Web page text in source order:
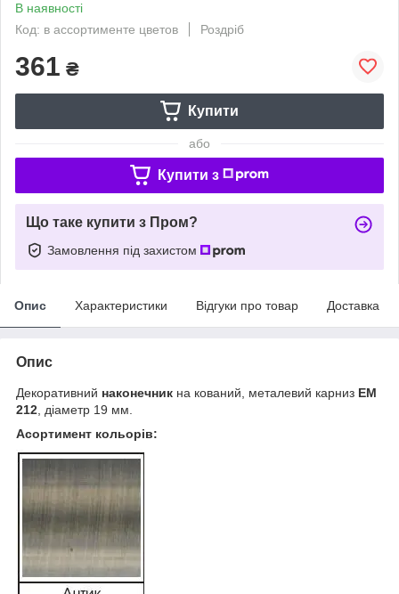
В наявності
Код: в ассортименте цветов
Роздріб
361 ₴
Купити
або
Купити з
Що таке купити з Пром?
Замовлення під захистом
Опис Характеристики Відгуки про товар Доставка
Опис
Декоративний наконечник на кований, металевий карниз EМ
212 , діаметр 19 мм.
Асортимент кольорів: